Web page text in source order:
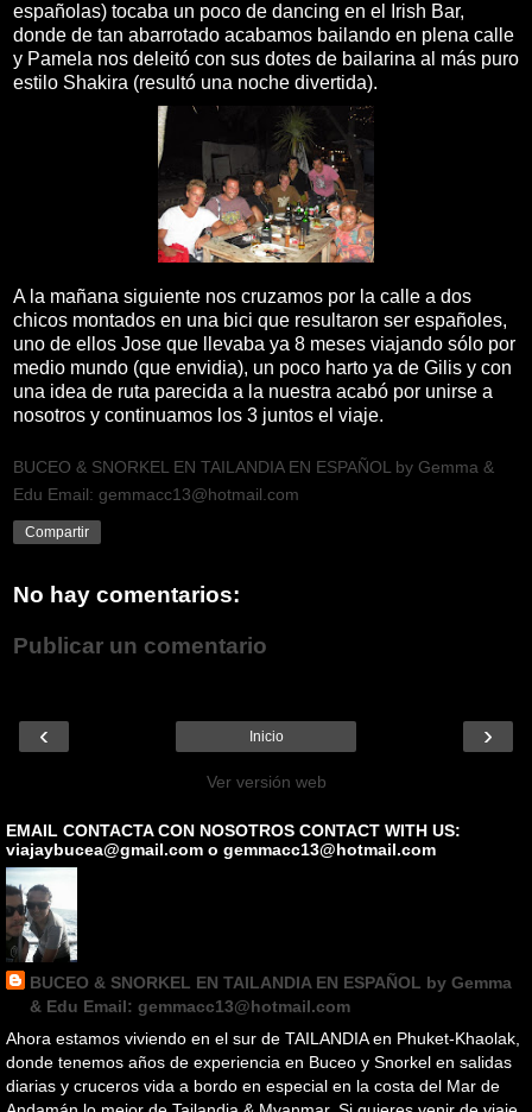
españolas) tocaba un poco de dancing en el Irish Bar,
donde de tan abarrotado acabamos bailando en plena calle
y Pamela nos deleitó con sus dotes de bailarina al más puro
estilo Shakira (resultó una noche divertida).
A la mañana siguiente nos cruzamos por la calle a dos
chicos montados en una bici que resultaron ser españoles,
uno de ellos Jose que llevaba ya 8 meses viajando sólo por
medio mundo (que envidia), un poco harto ya de Gilis y con
una idea de ruta parecida a la nuestra acabó por unirse a
nosotros y continuamos los 3 juntos el viaje.
BUCEO & SNORKEL EN TAILANDIA EN ESPAÑOL by Gemma &
Edu Email: gemmacc13@hotmail.com
Compartir
No hay comentarios:
Publicar un comentario
‹ ›
Inicio
Ver versión web
EMAIL CONTACTA CON NOSOTROS CONTACT WITH US:
viajaybucea@gmail.com o gemmacc13@hotmail.com
BUCEO & SNORKEL EN TAILANDIA EN ESPAÑOL by Gemma
& Edu Email: gemmacc13@hotmail.com
Ahora estamos viviendo en el sur de TAILANDIA en Phuket-Khaolak,
donde tenemos años de experiencia en Buceo y Snorkel en salidas
diarias y cruceros vida a bordo en especial en la costa del Mar de